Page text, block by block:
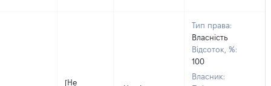
[Не
Тип права:
Власність
Відсоток, %:
100
Власник: